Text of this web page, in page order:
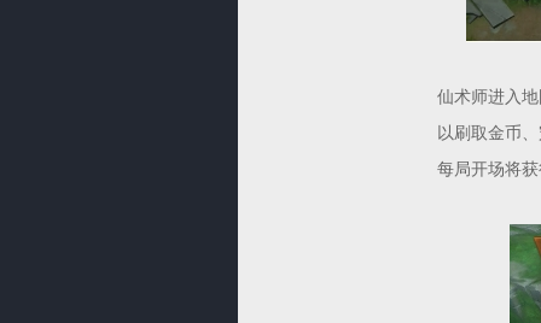
仙术师进入
以刷取金币
每局开场将